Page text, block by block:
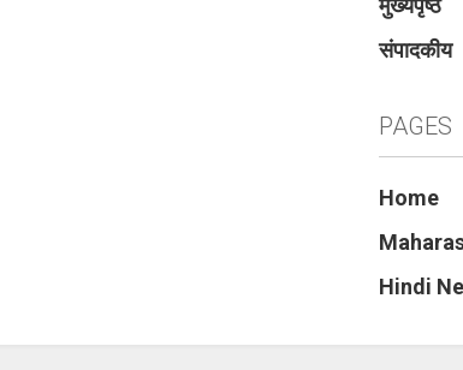
मुख्यपृष्ठ
संपादकीय
PAGES
Home
Hindi